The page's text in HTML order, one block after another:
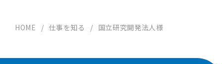
HOME / 仕事を知る / 国立研究開発法人様